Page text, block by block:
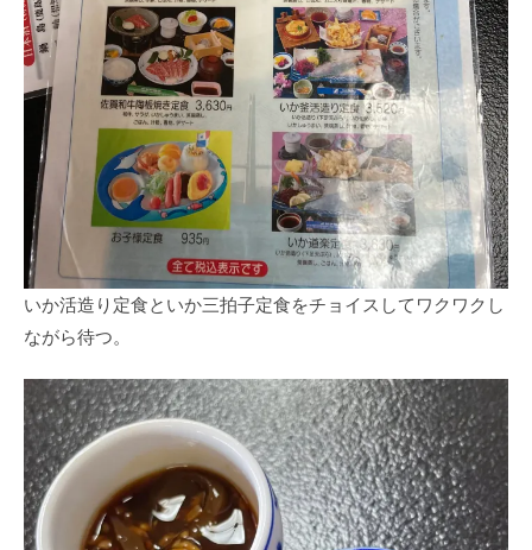
いか活造り定食といか三拍子定食をチョイスしてワクワクし
ながら待つ。